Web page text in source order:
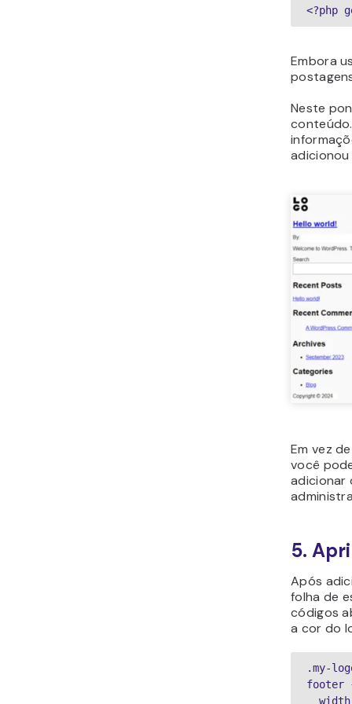
<?php
Embora
Neste
adicionou
Em vez
você
adicionar
5.
Após
folha de
códigos
a cor do
.my-
footer